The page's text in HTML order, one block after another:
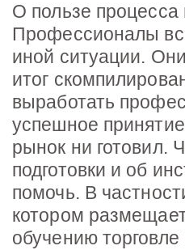
О пользе процесса
Профессионалы
иной ситуации.
итог
выработать
успешное
рынок ни готовил.
подготовки и об
помочь. В
котором
обучению